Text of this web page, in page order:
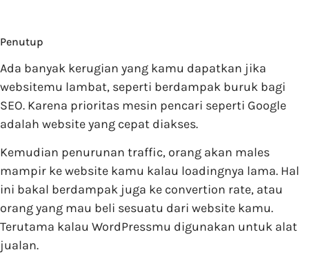
Penutup
Ada banyak kerugian yang kamu dapatkan jika
websitemu lambat, seperti berdampak buruk bagi
SEO. Karena prioritas mesin pencari seperti Google
adalah website yang cepat diakses.
Kemudian penurunan traffic, orang akan males
mampir ke website kamu kalau loadingnya lama. Hal
ini bakal berdampak juga ke convertion rate, atau
orang yang mau beli sesuatu dari website kamu.
Terutama kalau WordPressmu digunakan untuk alat
jualan.